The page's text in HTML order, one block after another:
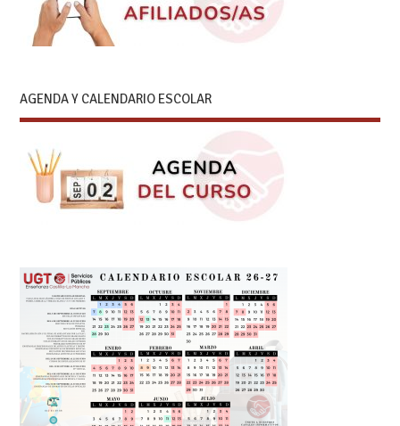
AGENDA Y CALENDARIO ESCOLAR